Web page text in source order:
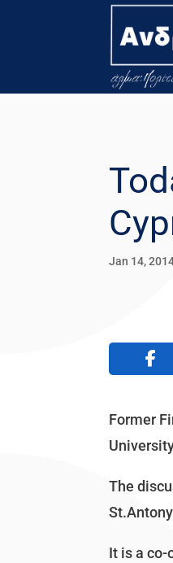
Jan 14,
Former
The
It is a co-